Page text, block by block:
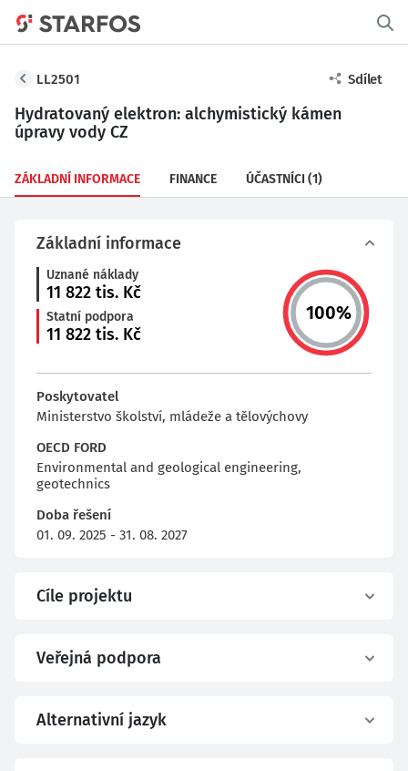
LL2501 Sdílet
Hydratovaný elektron: alchymistický kámen
úpravy vody CZ
ZÁKLADNÍ INFORMACE FINANCE ÚČASTNÍCI (1)
Základní informace
Uznané náklady
11 822 tis. Kč
Statní podpora
11 822 tis. Kč
100%
Poskytovatel
Ministerstvo školství, mládeže a tělovýchovy
OECD FORD
Environmental and geological engineering,
geotechnics
Doba řešení
01. 09. 2025 - 31. 08. 2027
Cíle projektu
Veřejná podpora
Alternativní jazyk